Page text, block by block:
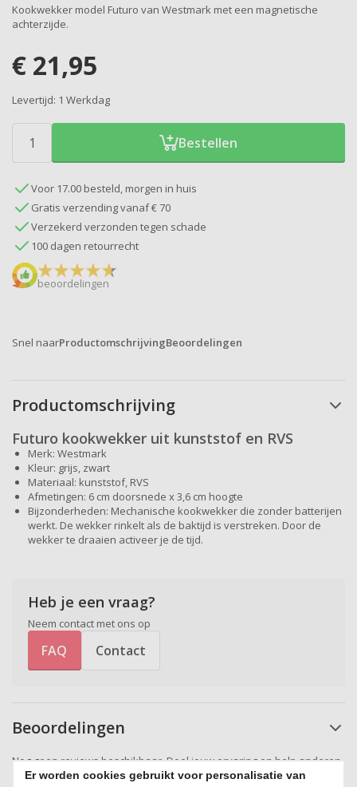
Kookwekker model Futuro van Westmark met een magnetische
achterzijde.
€ 21,95
Levertijd: 1 Werkdag
Bestellen
Voor 17.00 besteld, morgen in huis
Gratis verzending vanaf € 70
Verzekerd verzonden tegen schade
100 dagen retourrecht
beoordelingen
Heb je een vraag?
Neem contact met ons op
FAQ Contact
Snel naarProductomschrijvingBeoordelingen
Productomschrijving
Futuro kookwekker uit kunststof en RVS
Merk: Westmark
Kleur: grijs, zwart
Materiaal: kunststof, RVS
Afmetingen: 6 cm doorsnede x 3,6 cm hoogte
Bijzonderheden: Mechanische kookwekker die zonder batterijen
werkt. De wekker rinkelt als de baktijd is verstreken. Door de
wekker te draaien activeer je de tijd.
Beoordelingen
Nog geen reviews beschikbaar. Deel jouw ervaring en help anderen
bij hun keuze!
Er worden cookies gebruikt voor personalisatie van